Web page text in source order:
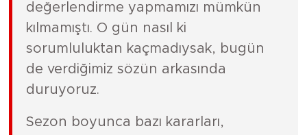
değerlendirme yapmamızı mümkün
kılmamıştı. O gün nasıl ki
sorumluluktan kaçmadıysak, bugün
de verdiğimiz sözün arkasında
duruyoruz.
Sezon boyunca bazı kararları,